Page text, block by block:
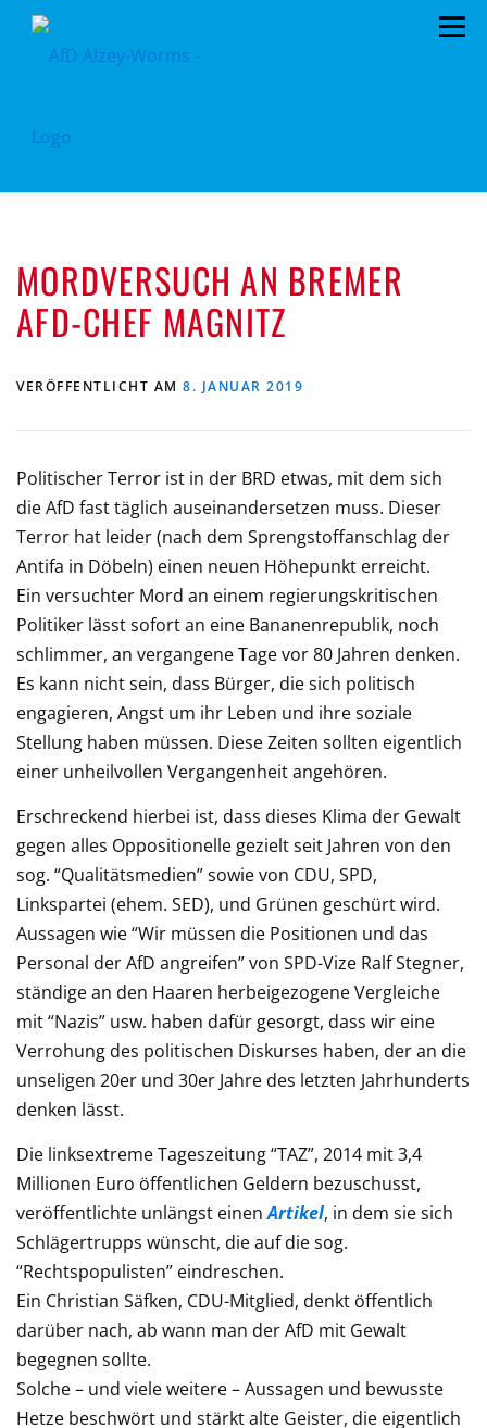
Zum
Menü
TERMINE PROGRAMM KONTAKT
MITGLIED WERDEN SPENDEN
MORDVERSUCH AN BREMER
AFD-CHEF MAGNITZ
VERÖFFENTLICHT AM 8. JANUAR 2019
Politischer Terror ist in der BRD etwas, mit dem sich
die AfD fast täglich auseinandersetzen muss. Dieser
Terror hat leider (nach dem Sprengstoffanschlag der
Antifa in Döbeln) einen neuen Höhepunkt erreicht.
Ein versuchter Mord an einem regierungskritischen
Politiker lässt sofort an eine Bananenrepublik, noch
schlimmer, an vergangene Tage vor 80 Jahren denken.
Es kann nicht sein, dass Bürger, die sich politisch
engagieren, Angst um ihr Leben und ihre soziale
Stellung haben müssen. Diese Zeiten sollten eigentlich
einer unheilvollen Vergangenheit angehören.
Erschreckend hierbei ist, dass dieses Klima der Gewalt
gegen alles Oppositionelle gezielt seit Jahren von den
sog. “Qualitätsmedien” sowie von CDU, SPD,
Linkspartei (ehem. SED), und Grünen geschürt wird.
Aussagen wie “Wir müssen die Positionen und das
Personal der AfD angreifen” von SPD-Vize Ralf Stegner,
ständige an den Haaren herbeigezogene Vergleiche
mit “Nazis” usw. haben dafür gesorgt, dass wir eine
Verrohung des politischen Diskurses haben, der an die
unseligen 20er und 30er Jahre des letzten Jahrhunderts
denken lässt.
Die linksextreme Tageszeitung “TAZ”, 2014 mit 3,4
Millionen Euro öffentlichen Geldern bezuschusst,
veröffentlichte unlängst einenArtikel, in dem sie sich
Schlägertrupps wünscht, die auf die sog.
“Rechtspopulisten” eindreschen.
Ein Christian Säfken, CDU-Mitglied, denkt öffentlich
darüber nach, ab wann man der AfD mit Gewalt
begegnen sollte.
Solche – und viele weitere – Aussagen und bewusste
Hetze beschwört und stärkt alte Geister, die eigentlich